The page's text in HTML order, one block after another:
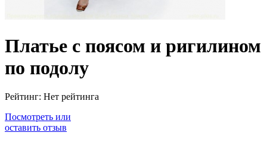
Платье с поясом и ригилином
по подолу
Рейтинг: Нет рейтинга
Посмотреть или
оставить отзыв